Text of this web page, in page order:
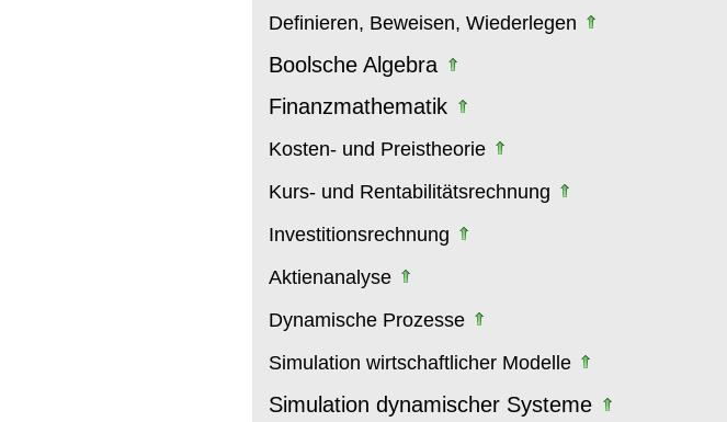
Definieren, Beweisen, Wiederlegen
Boolsche Algebra
Finanzmathematik
Kosten- und Preistheorie
Kurs- und Rentabilitätsrechnung
Investitionsrechnung
Aktienanalyse
Dynamische Prozesse
Simulation wirtschaftlicher Modelle
Simulation dynamischer Systeme